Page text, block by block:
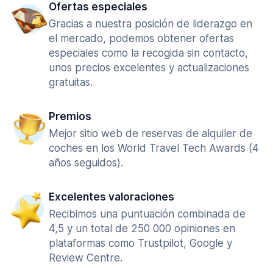
Ofertas especiales
Gracias a nuestra posición de liderazgo en
el mercado, podemos obtener ofertas
especiales como la recogida sin contacto,
unos precios excelentes y actualizaciones
gratuitas.
Premios
Mejor sitio web de reservas de alquiler de
coches en los World Travel Tech Awards (4
años seguidos).
Excelentes valoraciones
Recibimos una puntuación combinada de
4,5 y un total de 250 000 opiniones en
plataformas como Trustpilot, Google y
Review Centre.